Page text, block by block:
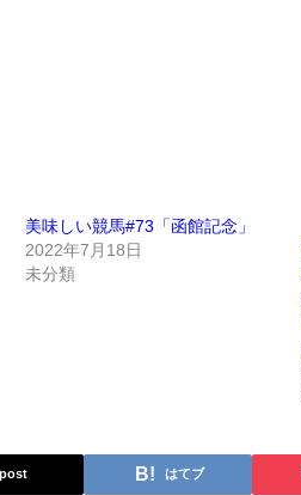
美味しい競馬#73「函館記念」
2022年7月18日
未分類
post はてブ